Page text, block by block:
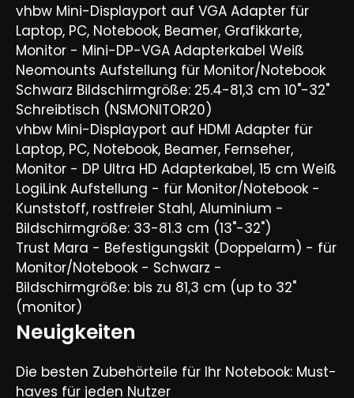
vhbw Mini-Displayport auf VGA Adapter für
Laptop, PC, Notebook, Beamer, Grafikkarte,
Monitor - Mini-DP-VGA Adapterkabel Weiß
Neomounts Aufstellung für Monitor/Notebook
Schwarz Bildschirmgröße: 25.4-81,3 cm 10"-32"
Schreibtisch (NSMONITOR20)
vhbw Mini-Displayport auf HDMI Adapter für
Laptop, PC, Notebook, Beamer, Fernseher,
Monitor - DP Ultra HD Adapterkabel, 15 cm Weiß
LogiLink Aufstellung - für Monitor/Notebook -
Kunststoff, rostfreier Stahl, Aluminium -
Bildschirmgröße: 33-81.3 cm (13"-32")
Trust Mara - Befestigungskit (Doppelarm) - für
Monitor/Notebook - Schwarz -
Bildschirmgröße: bis zu 81,3 cm (up to 32"
(monitor)
Neuigkeiten
Die besten Zubehörteile für Ihr Notebook: Must-
haves für jeden Nutzer